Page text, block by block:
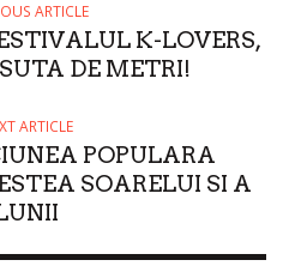
ARTICLE
K-LOVERS,
DE METRI!
ARTICLE
POPULARA
SOARELUI SI A